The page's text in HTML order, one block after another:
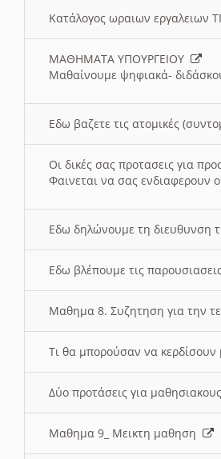
Κατάλογος ωραιων εργαλειων
ΜΑΘΗΜΑΤΑ ΥΠΟΥΡΓΕΙΟΥ
Μαθαίνουμε ψηφιακά-
Εδω βαζετε τις ατομικές
Οι δικές σας προτασεις για
Φαινεται να σας ενδιαφερουν
Εδω δηλώνουμε τη διευθυνση
Εδω βλέπουμε τις
Μαθημα 8. Συζητηση για την
Τι θα μπορούσαν να
Δύο προτάσεις για
Μαθημα 9_ Μεικτη μαθηση